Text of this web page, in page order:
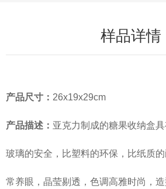
样品详情
产品尺寸： 26x19x29cm
产品描述： 亚克力制成的糖果收纳盒
玻璃的安全，比塑料的环保，比纸质
常养眼，晶莹剔透，色调高雅时尚，